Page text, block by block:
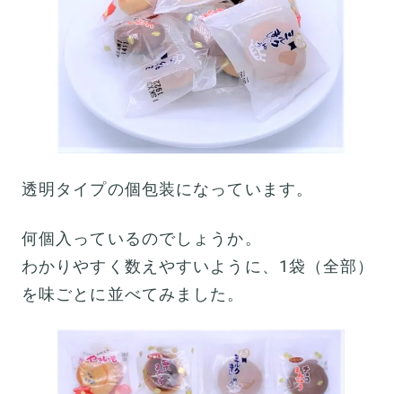
透明タイプの個包装になっています。
何個入っているのでしょうか。
わかりやすく数えやすいように、1袋（全部）
を味ごとに並べてみました。